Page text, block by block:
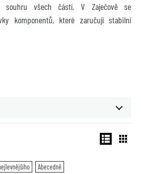
souhru všech částí. V Zaječově se
komponentů, které zaručují stabilní
Abecedně